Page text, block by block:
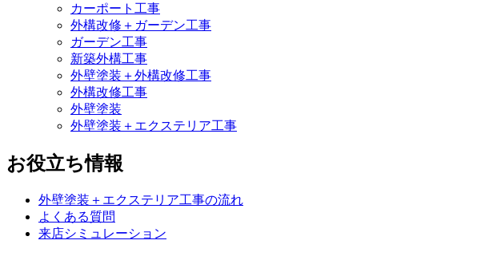
カーポート工事
外構改修＋ガーデン工事
ガーデン工事
新築外構工事
外壁塗装＋外構改修工事
外構改修工事
外壁塗装
外壁塗装＋エクステリア工事
お役立ち情報
外壁塗装＋エクステリア工事の流れ
よくある質問
来店シミュレーション